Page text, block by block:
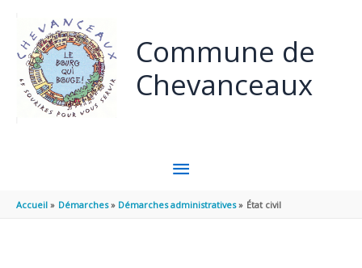
Commune de
Chevanceaux
MENU
PRINCIPAL
Accueil Démarches Démarches administratives État civil